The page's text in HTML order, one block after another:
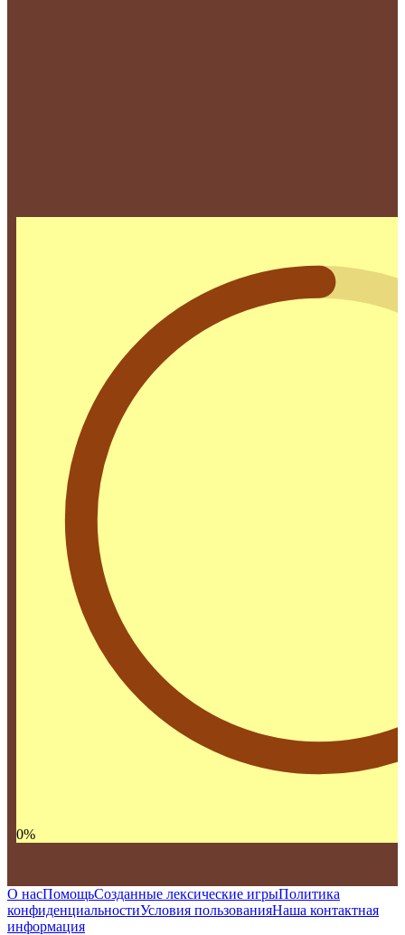
0%
О насПомощьСозданные лексические игрыПолитика
конфиденциальностиУсловия пользованияНаша контактная
информация